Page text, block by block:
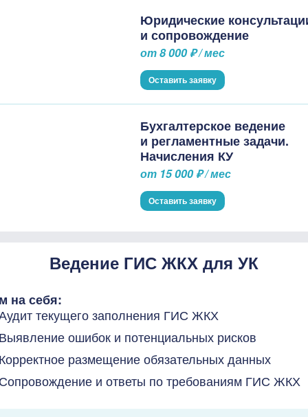
Юридические
и сопровождение
от 8 000 ₽ / мес
Оставить заявку
Бухгалтерское ведение
и регламентные задачи.
Начисления КУ
от 15 000 ₽ / мес
Оставить заявку
Ведение ГИС ЖКХ для УК
на себя:
текущего заполнения ГИС ЖКХ
ошибок и потенциальных рисков
размещение обязательных данных
и ответы по требованиям ГИС ЖКХ